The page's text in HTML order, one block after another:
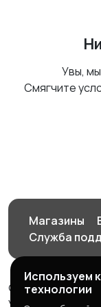
Увы,
Смягчите
Магазины
Служба
© 2026 Орен-АЙ -
Используем
технологии